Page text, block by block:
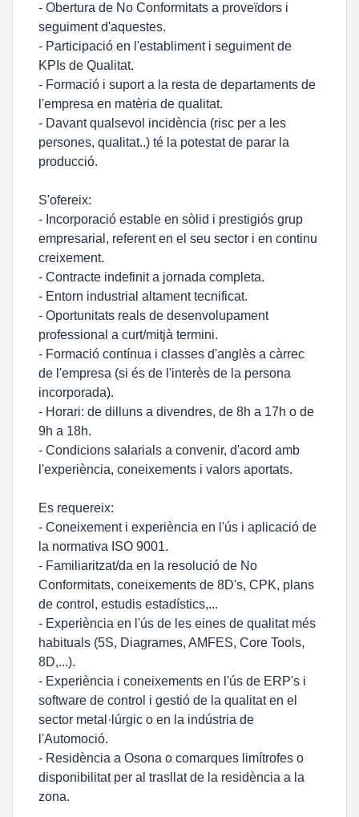
- Obertura de No Conformitats a proveïdors i
seguiment d'aquestes.
- Participació en l'establiment i seguiment de
KPIs de Qualitat.
- Formació i suport a la resta de departaments de
l'empresa en matèria de qualitat.
- Davant qualsevol incidència (risc per a les
persones, qualitat..) té la potestat de parar la
producció.
S'ofereix:
- Incorporació estable en sòlid i prestigiós grup
empresarial, referent en el seu sector i en continu
creixement.
- Contracte indefinit a jornada completa.
- Entorn industrial altament tecnificat.
- Oportunitats reals de desenvolupament
professional a curt/mitjà termini.
- Formació contínua i classes d'anglès a càrrec
de l'empresa (si és de l'interès de la persona
incorporada).
- Horari: de dilluns a divendres, de 8h a 17h o de
9h a 18h.
- Condicions salarials a convenir, d'acord amb
l'experiència, coneixements i valors aportats.
Es requereix:
- Coneixement i experiència en l'ús i aplicació de
la normativa ISO 9001.
- Familiaritzat/da en la resolució de No
Conformitats, coneixements de 8D's, CPK, plans
de control, estudis estadístics,...
- Experiència en l'ús de les eines de qualitat més
habituals (5S, Diagrames, AMFES, Core Tools,
8D,...).
- Experiència i coneixements en l'ús de ERP's i
software de control i gestió de la qualitat en el
sector metal·lúrgic o en la indústria de
l'Automoció.
- Residència a Osona o comarques limítrofes o
disponibilitat per al trasllat de la residència a la
zona.